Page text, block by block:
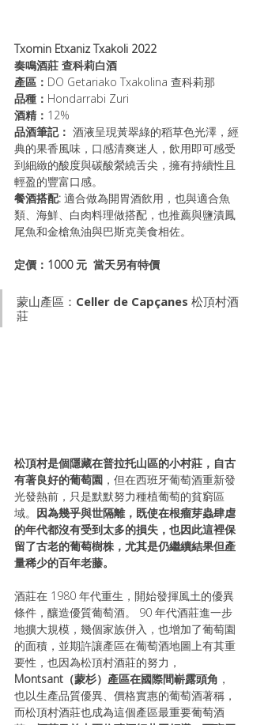
Txomin Etxaniz Txakoli 2022
奏鳴酒莊 查科莉白酒
產區： DO Getariako Txakolina 查科莉那
品種： Hondarrabi Zuri
酒精： 12%
品酒筆記： 酒液呈現黃翠綠的稻草色光澤，經
典的果香風味，口感清爽迷人，飲用即可感受
到細緻的酸度與碳酸縈繞舌尖，擁有持續性且
輕盈的豐富口感。
餐酒搭配: 適合做為開胃酒飲用，也與適合魚
類、海鮮、白肉料理做搭配，也推薦與鹽漬鳳
尾魚和金槍魚油與巴斯克美食相佐。
定價：1000 元  當天另有特價
蒙山產區：Celler de Capçanes 松頂村酒
莊
松頂村是個隱藏在普拉托山區的小村莊，自古
有著良好的葡萄園 ，但在西班牙葡萄酒重新發
光發熱前，只是默默努力種植葡萄的貧窮區
域。 因為幾乎與世隔離，既使在根瘤芽蟲肆虐
的年代都沒有受到太多的損失，也因此這裡保
留了古老的葡萄樹株，尤其是仍繼續結果但產
量稀少的百年老藤。
酒莊在 1980 年代重生，開始發揮風土的優異
條件，釀造優質葡萄酒。 90 年代酒莊進一步
地擴大規模，幾個家族併入，也增加了葡萄園
的面積，並期許讓產區在葡萄酒地圖上有其重
要性，也因為松頂村酒莊的努力，
Montsant（蒙杉）產區在國際間嶄露頭角 ，
也以生產品質優異、價格實惠的葡萄酒著稱，
而松頂村酒莊也成為這個產區最重要葡萄酒